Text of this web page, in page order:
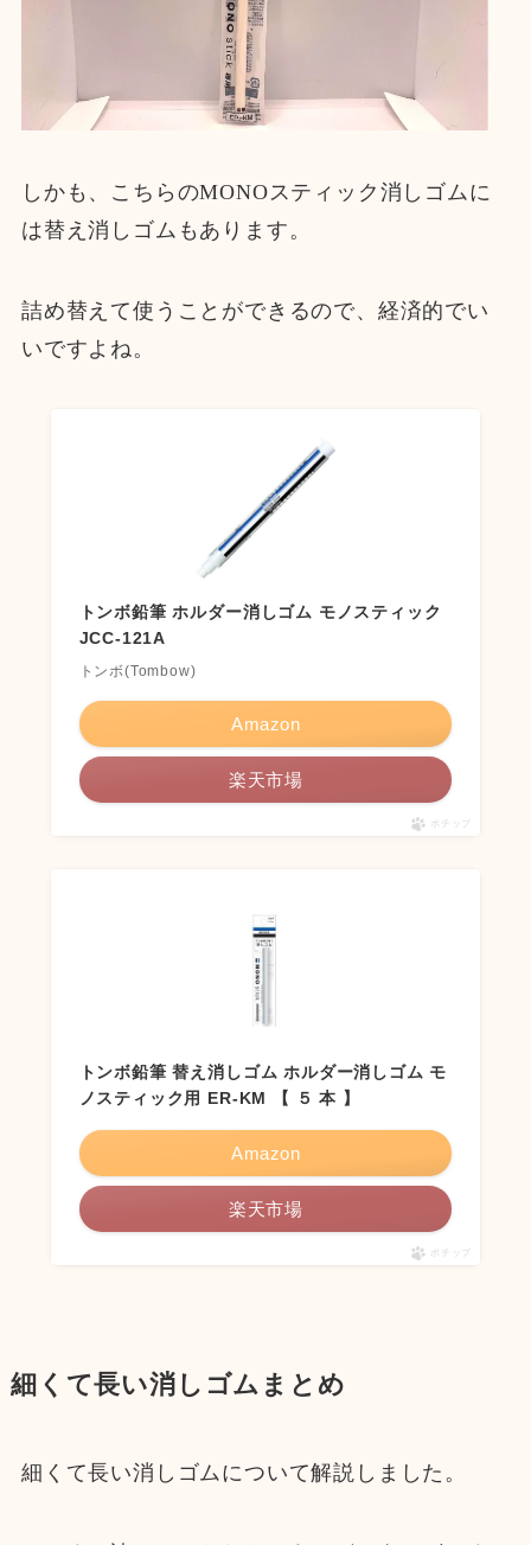
しかも、こちらのMONOスティック消しゴムに
は替え消しゴムもあります。
詰め替えて使うことができるので、経済的でい
いですよね。
トンボ鉛筆 ホルダー消しゴム モノスティック
JCC-121A
トンボ(Tombow)
Amazon
楽天市場
ポチップ
トンボ鉛筆 替え消しゴム ホルダー消しゴム モ
ノスティック用 ER-KM 【 ５ 本 】
Amazon
楽天市場
ポチップ
細くて長い消しゴムまとめ
細くて長い消しゴムについて解説しました。